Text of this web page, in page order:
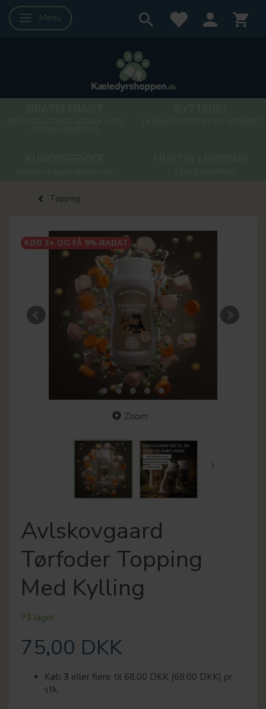
Skifte navigation
Menu
Topping
KØB 3+ OG FÅ 9% RABAT
Zoom
Avlskovgaard
Tørfoder Topping
Med Kylling
På lager
75,00 DKK
Køb 3 eller flere til 68,00 DKK (68,00 DKK) pr
stk.